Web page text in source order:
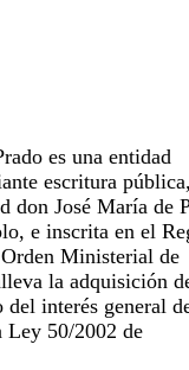
es una entidad
escritura
don José María de
e inscrita en el
Ministerial de
la adquisición
interés general
Ley 50/2002 de